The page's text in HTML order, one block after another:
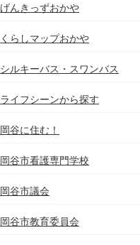
げんきっずおかや
くらしマップおかや
シルキーバス・スワンバス
ライフシーンから探す
岡谷に住む！
岡谷市看護専門学校
岡谷市議会
岡谷市教育委員会